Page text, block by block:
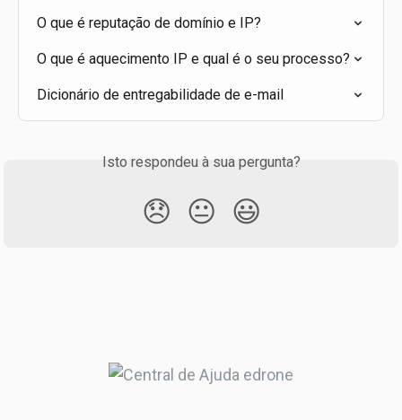
O que é reputação de domínio e IP?
O que é aquecimento IP e qual é o seu processo?
Dicionário de entregabilidade de e-mail
Isto respondeu à sua pergunta?
😞 😐 😃